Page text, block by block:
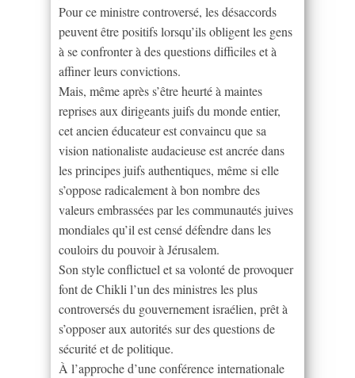
Pour ce ministre controversé, les désaccords
peuvent être positifs lorsqu’ils obligent les gens
à se confronter à des questions difficiles et à
affiner leurs convictions.
Mais, même après s’être heurté à maintes
reprises aux dirigeants juifs du monde entier,
cet ancien éducateur est convaincu que sa
vision nationaliste audacieuse est ancrée dans
les principes juifs authentiques, même si elle
s’oppose radicalement à bon nombre des
valeurs embrassées par les communautés juives
mondiales qu’il est censé défendre dans les
couloirs du pouvoir à Jérusalem.
Son style conflictuel et sa volonté de provoquer
font de Chikli l’un des ministres les plus
controversés du gouvernement israélien, prêt à
s’opposer aux autorités sur des questions de
sécurité et de politique.
À l’approche d’une conférence internationale